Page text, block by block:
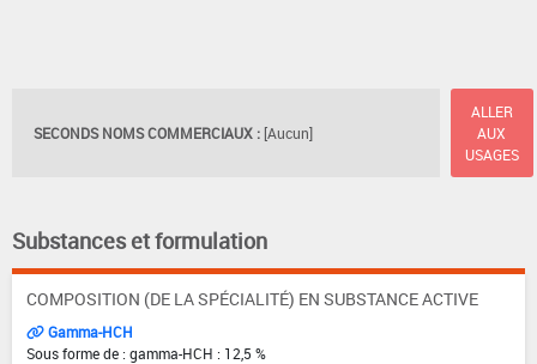
SECONDS NOMS COMMERCIAUX : [Aucun]
ALLER
AUX
USAGES
Substances et formulation
COMPOSITION (DE LA SPÉCIALITÉ) EN SUBSTANCE ACTIVE
Gamma-HCH
Sous forme de : gamma-HCH : 12,5 %